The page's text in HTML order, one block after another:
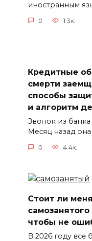
иностранным
0 1.3к.
Кредитные
смерти
способы
и алгоритм
Звонок из банка
Месяц назад она
0 4.4к.
Стоит ли
чтобы не
В 2026 году все